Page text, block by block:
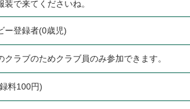
装で来てくださいね。
ー登録者(0歳児)
クラブのためクラブ員のみ参加できます。
料100円)